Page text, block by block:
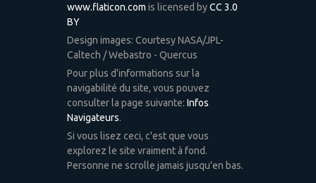
www.flaticon.com is licensed byCC 3.0
BY
Design images: Courtesy NASA/JPL-
Caltech / Webastro - Quercus
Pour plus d'informations sur la
navigabilité du site, vous pouvez
consulter la page suivante: Infos
Navigateurs.
Si vous lisez ceci, c'est que vous
explorez le site vraiment à fond.
Personne ne scrolle jamais jusqu'en bas.